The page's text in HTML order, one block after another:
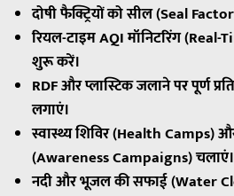
दोषी फैक्ट्रियों को सील (Seal
रियल-टाइम AQI मॉनिटरिंग
शुरू करें।
RDF और प्लास्टिक जलाने पर पूर्ण
लगाएं।
स्वास्थ्य शिविर (Health Camps)
(Awareness Campaigns) चलाएं।
नदी और भूजल की सफाई (Water